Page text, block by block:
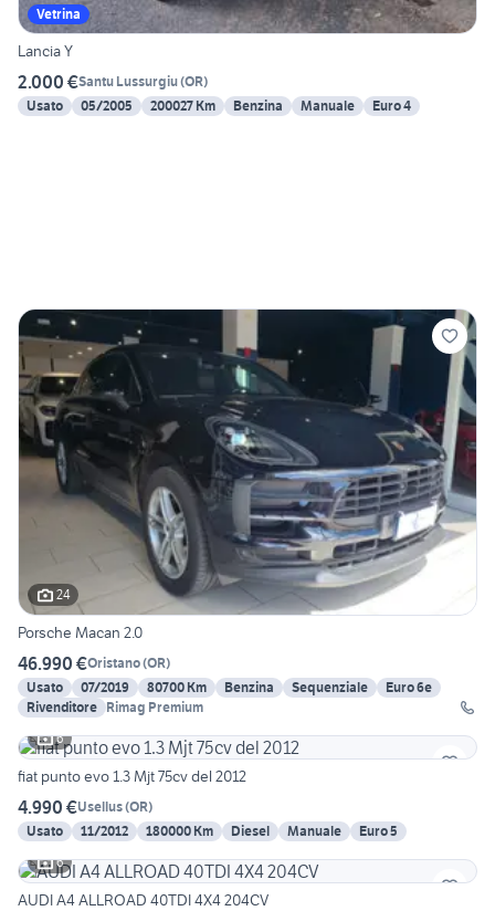
Vetrina
Lancia Y
2.000 €Santu Lussurgiu(OR)
Usato
05/2005 200027 Km Benzina Manuale Euro 4
24
Porsche Macan 2.0
46.990 €Oristano(OR)
Usato
07/2019 80700 Km Benzina Sequenziale
Euro 6e
Rivenditore Rimag Premium
6
fiat punto evo 1.3 Mjt 75cv del 2012
4.990 €Usellus(OR)
Usato
11/2012 180000 Km Diesel Manuale
Euro 5
6
AUDI A4 ALLROAD 40TDI 4X4 204CV